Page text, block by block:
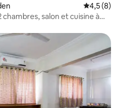
Évaluation
4,5 (8)
chambres, salon et cuisine à